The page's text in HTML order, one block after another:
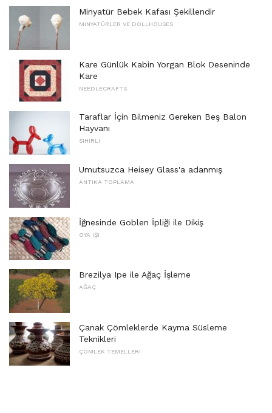
Minyatür Bebek Kafası Şekillendir
MINYATÜRLER VE DOLLHOUSES
Kare Günlük Kabin Yorgan Blok Deseninde
Kare
NEEDLECRAFTS
Taraflar İçin Bilmeniz Gereken Beş Balon
Hayvanı
SIHIRLI
Umutsuzca Heisey Glass'a adanmış
ANTIKA TOPLAMA
İğnesinde Goblen İpliği ile Dikiş
OYA IŞI
Brezilya Ipe ile Ağaç İşleme
AĞAÇ
Çanak Çömleklerde Kayma Süsleme
Teknikleri
ÇÖMLEK TEMELLERI